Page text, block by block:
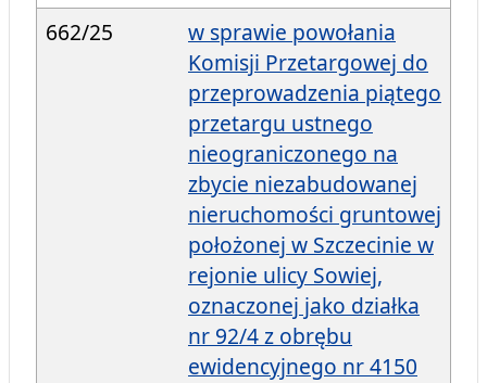
662/25
w sprawie powołania
Komisji Przetargowej do
przeprowadzenia piątego
przetargu ustnego
nieograniczonego na
zbycie niezabudowanej
nieruchomości gruntowej
położonej w Szczecinie w
rejonie ulicy Sowiej,
oznaczonej jako działka
nr 92/4 z obrębu
ewidencyjnego nr 4150